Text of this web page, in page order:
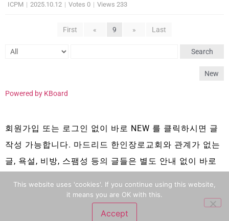
ICPM | 2025.10.12 | Votes 0 | Views 233
First « 9 » Last
Search
New
Powered by KBoard
회원가입 또는 로그인 없이 바로 NEW 를 클릭하시면 글
작성 가능합니다. 마드리드 한인장로교회와 관계가 없는
글, 욕설, 비방, 스팸성 등의 글들은 별도 안내 없이 바로
This website uses 'cookies'. If you continue using this website,
it means you are OK with this.
Accept